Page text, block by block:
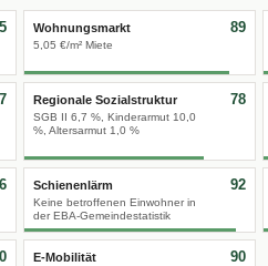
Wohnungsmarkt
5,05 €/m² Miete
89
Regionale Sozialstruktur
SGB II 6,7 %, Kinderarmut 10,0
%, Altersarmut 1,0 %
78
Schienenlärm
Keine betroffenen Einwohner in
der EBA-Gemeindestatistik
92
E-Mobilität 90